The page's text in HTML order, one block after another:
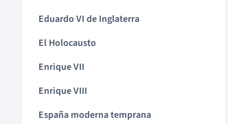
Eduardo VI de Inglaterra
El Holocausto
Enrique VII
Enrique VIII
España moderna temprana